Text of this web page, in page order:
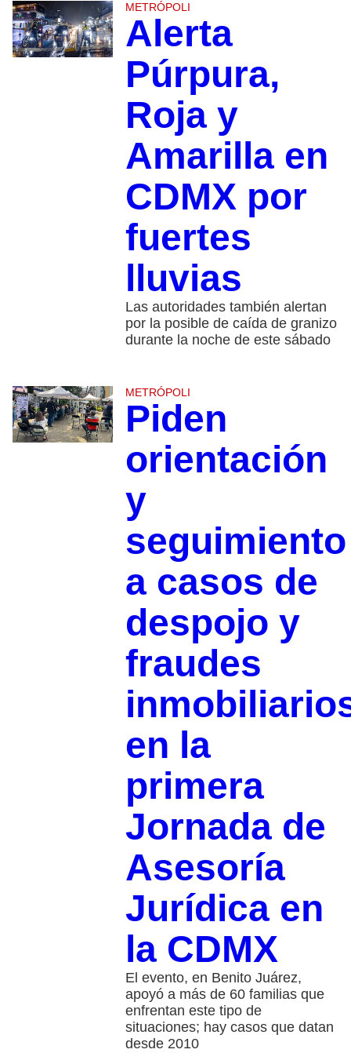
METRÓPOLI
Alerta
Púrpura,
Roja y
Amarilla en
CDMX por
fuertes
lluvias
Las autoridades también alertan
por la posible de caída de granizo
durante la noche de este sábado
METRÓPOLI
Piden
orientación
y
seguimiento
a casos de
despojo y
fraudes
en la
primera
Jornada de
Asesoría
Jurídica en
la CDMX
El evento, en Benito Juárez,
apoyó a más de 60 familias que
enfrentan este tipo de
situaciones; hay casos que datan
desde 2010